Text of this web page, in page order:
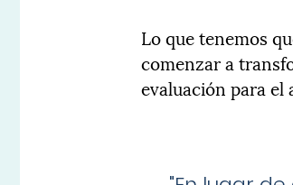
Lo que tenemos
comenzar a
evaluación para el